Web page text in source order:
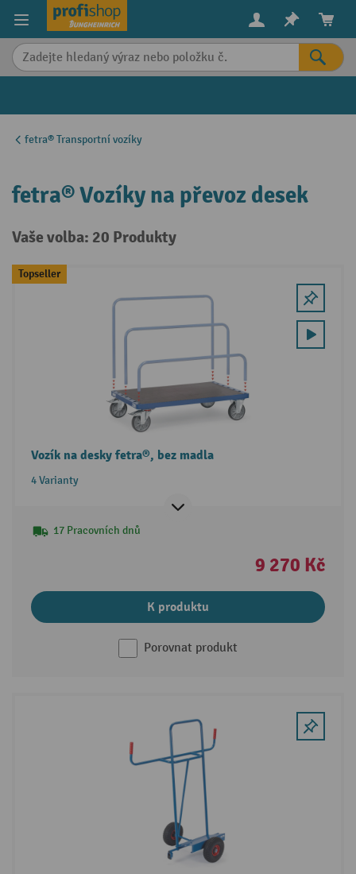
content
fetra® Transportní vozíky
fetra® Vozíky na převoz desek
Vaše volba: 20 Produkty
Topseller
Vozík na desky fetra®, bez madla
4 Varianty
17 Pracovních dnů
9 270 Kč
K produktu
Porovnat produkt